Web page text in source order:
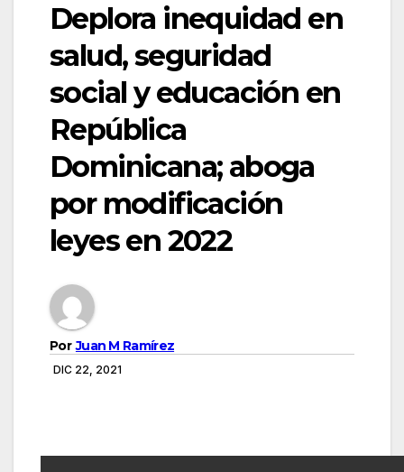
Deplora inequidad en
salud, seguridad
social y educación en
República
Dominicana; aboga
por modificación
leyes en 2022
Por Juan M Ramírez
DIC 22, 2021